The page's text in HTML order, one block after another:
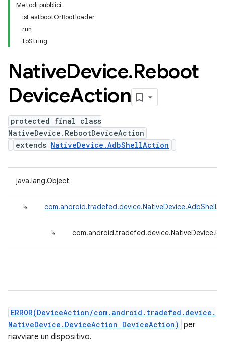
Metodi pubblici
isFastbootOrBootloader
run
toString
NativeDevice.Reboot
DeviceAction
protected final class
NativeDevice.RebootDeviceAction
extends NativeDevice.AdbShellAction
java.lang.Object
↳
↳
ERROR(DeviceAction/com.android.tradefed.device.
NativeDevice.DeviceAction DeviceAction) per
riavviare un dispositivo.